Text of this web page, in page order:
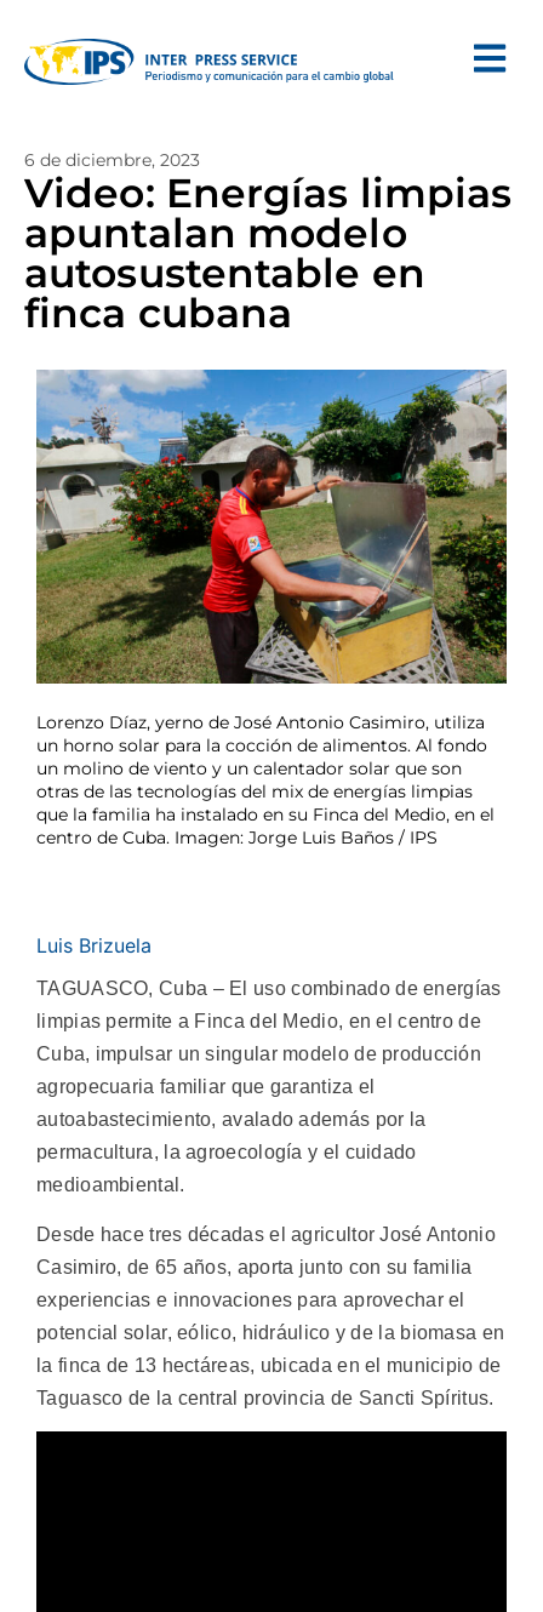
6 de diciembre, 2023
Video: Energías limpias
apuntalan modelo
autosustentable en
finca cubana
Lorenzo Díaz, yerno de José Antonio Casimiro, utiliza
un horno solar para la cocción de alimentos. Al fondo
un molino de viento y un calentador solar que son
otras de las tecnologías del mix de energías limpias
que la familia ha instalado en su Finca del Medio, en el
centro de Cuba. Imagen: Jorge Luis Baños / IPS
Luis Brizuela
TAGUASCO, Cuba – El uso combinado de energías
limpias permite a Finca del Medio, en el centro de
Cuba, impulsar un singular modelo de producción
agropecuaria familiar que garantiza el
autoabastecimiento, avalado además por la
permacultura, la agroecología y el cuidado
medioambiental.
Desde hace tres décadas el agricultor José Antonio
Casimiro, de 65 años, aporta junto con su familia
experiencias e innovaciones para aprovechar el
potencial solar, eólico, hidráulico y de la biomasa en
la finca de 13 hectáreas, ubicada en el municipio de
Taguasco de la central provincia de Sancti Spíritus.